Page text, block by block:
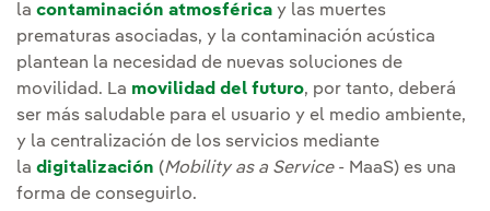
la contaminación atmosférica y las muertes
prematuras asociadas, y la contaminación acústica
plantean la necesidad de nuevas soluciones de
movilidad. La movilidad del futuro, por tanto, deberá
ser más saludable para el usuario y el medio ambiente,
y la centralización de los servicios mediante
la digitalización (Mobility as a Service- MaaS) es una
forma de conseguirlo.